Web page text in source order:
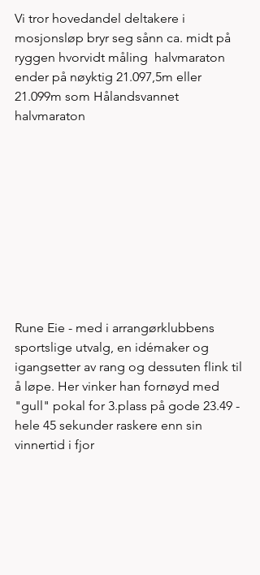
Vi tror hovedandel deltakere i
mosjonsløp bryr seg sånn ca. midt på
ryggen hvorvidt måling  halvmaraton
ender på nøyktig 21.097,5m eller
21.099m som Hålandsvannet
halvmaraton
Rune Eie - med i arrangørklubbens
sportslige utvalg, en idémaker og
igangsetter av rang og dessuten flink til
å løpe. Her vinker han fornøyd med
"gull" pokal for 3.plass på gode 23.49 -
hele 45 sekunder raskere enn sin
vinnertid i fjor